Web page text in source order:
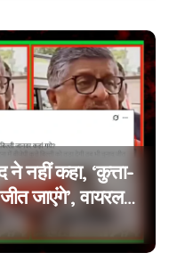
नहीं कहा, ‘कुत्ता-
जाएंगे’, वायरल